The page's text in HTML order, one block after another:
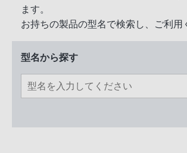
ます。
お持ちの製品の型名で検索し、ご利用
型名から探す